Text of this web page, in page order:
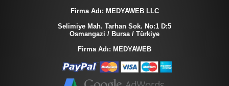
Firma Adı: MEDYAWEB LLC
Selimiye Mah. Tarhan Sok. No:1 D:5
Osmangazi / Bursa / Türkiye
Firma Adı: MEDYAWEB